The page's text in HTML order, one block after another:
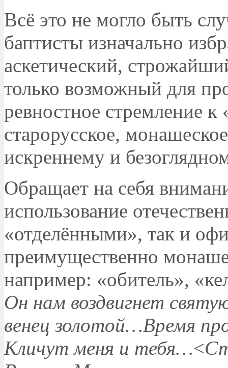
Всё это не могло быть
баптисты изначально
аскетический,
только возможный для
ревностное стремление к
старорусское,
искреннему и
Обращает на себя
использование
«отделёнными», так и
преимуще­ственно
например: «обитель»,
Он нам воздвигнет
венец золотой…Время
Кличут меня и тебя…<